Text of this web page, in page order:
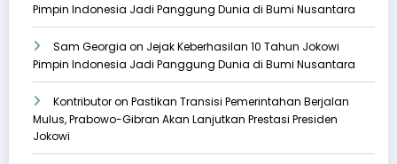
Pimpin Indonesia Jadi Panggung Dunia di Bumi Nusantara
Sam Georgia on Jejak Keberhasilan 10 Tahun Jokowi
Pimpin Indonesia Jadi Panggung Dunia di Bumi Nusantara
Kontributoron Pastikan Transisi Pemerintahan Berjalan
Mulus, Prabowo-Gibran Akan Lanjutkan Prestasi Presiden
Jokowi